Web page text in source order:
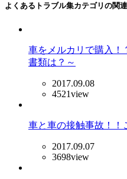
よくあるトラブル集カテゴリの関
車をメルカリで購入！
書類は？～
2017.09.08
4521view
車と車の接触事故！！
2017.09.07
3698view